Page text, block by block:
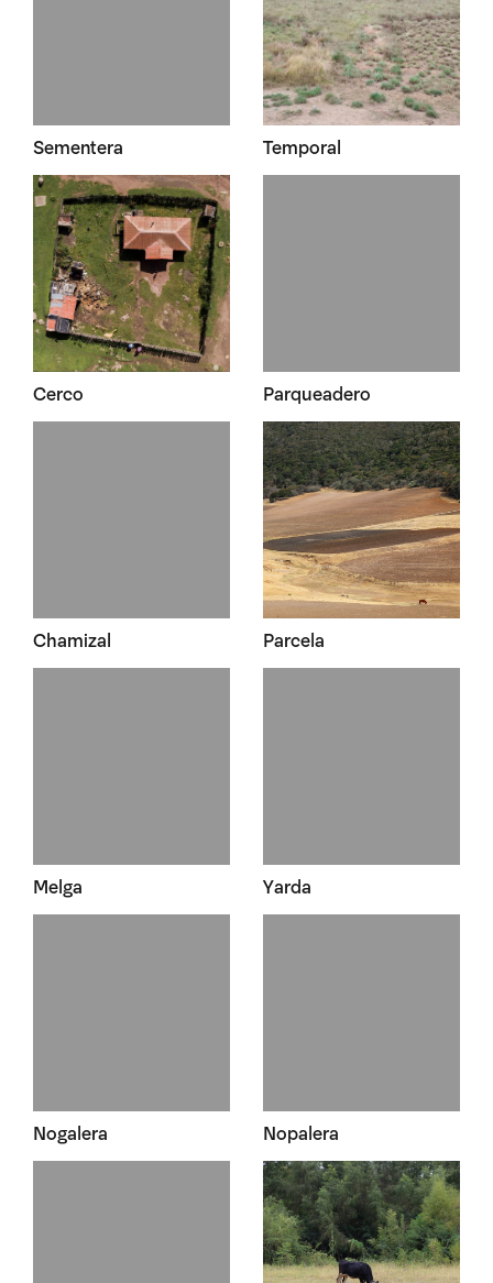
Sementera Temporal
Cerco Parqueadero
Chamizal Parcela
Melga Yarda
Nogalera Nopalera